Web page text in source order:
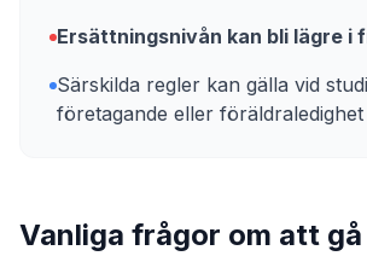
Ersättningsnivån kan bli lägre i
Särskilda regler kan gälla vid
företagande eller föräldraledighet
Vanliga frågor om att gå